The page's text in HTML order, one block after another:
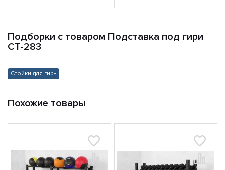
Подборки с товаром Подставка под гири
СТ-283
Стойки для гирь
Похожие товары